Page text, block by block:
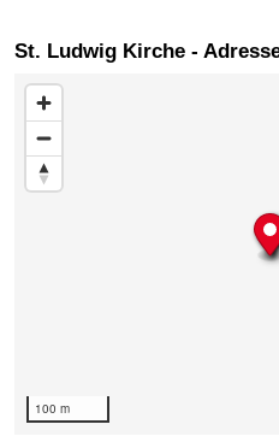
St. Ludwig Kirche -
Karte überspringen
100 m